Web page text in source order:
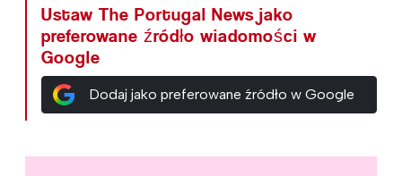
Ustaw The Portugal News jako
preferowane źródło wiadomości w
Google
Dodaj jako preferowane źródło w Google